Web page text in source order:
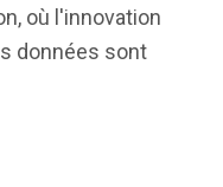
où l'innovation
données sont